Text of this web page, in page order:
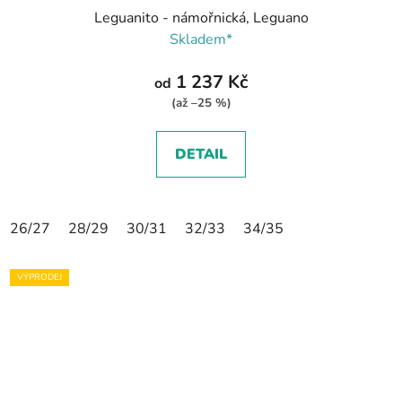
Leguanito - námořnická, Leguano
Skladem*
od 1 237 Kč
(až –25 %)
DETAIL
26/27 28/29 30/31 32/33 34/35
VÝPRODEJ